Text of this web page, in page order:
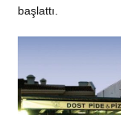
başlattı.